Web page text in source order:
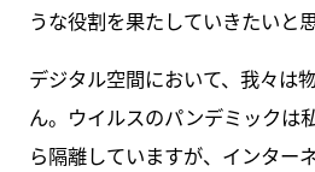
うな役割を果たしていきたいと
デジタル空間において、我々は
ん。ウイルスのパンデミックは
ら隔離していますが、インター